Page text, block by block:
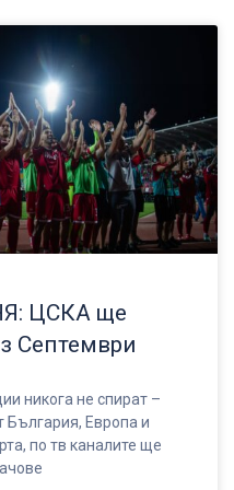
ЦСКА ще
Септември
никога не спират –
България, Европа и
по тв каналите ще